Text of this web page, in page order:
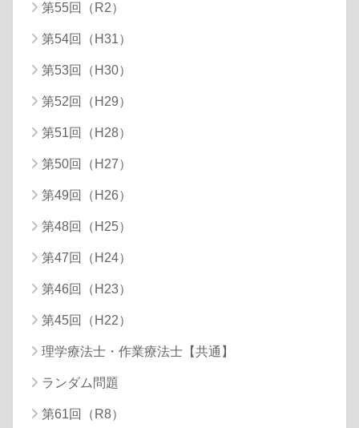
第55回（R2）
第54回（H31）
第53回（H30）
第52回（H29）
第51回（H28）
第50回（H27）
第49回（H26）
第48回（H25）
第47回（H24）
第46回（H23）
第45回（H22）
理学療法士・作業療法士【共通】
ランダム問題
第61回（R8）